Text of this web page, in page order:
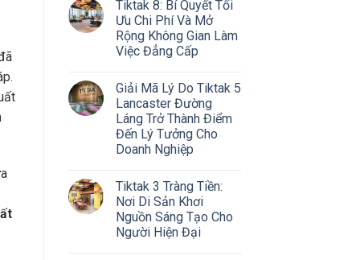
Tiktak 8: Bí Quyết Tối
Ưu Chi Phí Và Mở
Rộng Không Gian Làm
Việc Đẳng Cấp
Giải Mã Lý Do Tiktak 5
Lancaster Đường
Láng Trở Thành Điểm
Đến Lý Tưởng Cho
Doanh Nghiệp
Tiktak 3 Tràng Tiền:
Nơi Di Sản Khơi
Nguồn Sáng Tạo Cho
Người Hiện Đại